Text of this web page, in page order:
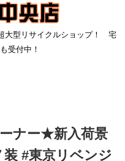
大型リサイクルショップ！ 宅
受付中！
ナー★新入荷景
装 #東京リベンジ